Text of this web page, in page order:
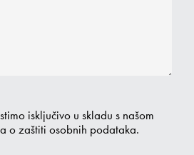
isključivo u skladu s našom
o zaštiti osobnih podataka.